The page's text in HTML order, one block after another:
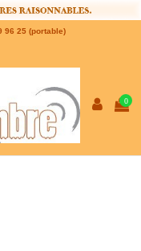
96 25 (portable)
0